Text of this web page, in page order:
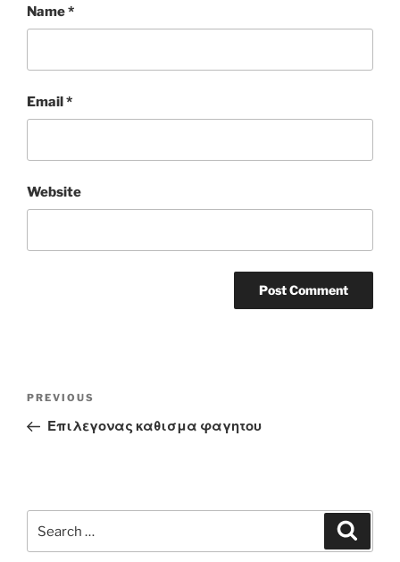
Name*
Email*
Website
Previous
Post
PREVIOUS
Επιλεγονας καθισμα φαγητου